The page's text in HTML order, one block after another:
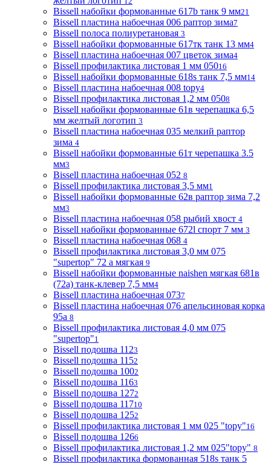
Bissell набойки формованные 617b танк 9 мм21
Bissell пластина набоечная 006 раптор зима7
Bissell полоса полиуретановая 3
Bissell набойки формованные 617тк танк 13 мм4
Bissell пластина набоечная 007 цветок зима4
Bissell профилактика листовая 1 мм 05016
Bissell набойки формованные 618s танк 7,5 мм14
Bissell пластина набоечная 008 topy4
Bissell профилактика листовая 1,2 мм 0508
Bissell набойки формованные 61в черепашка 6,5
мм желтый логотип 3
Bissell пластина набоечная 035 мелкий раптор
зима 4
Bissell набойки формованные 61т черепашка 3.5
мм3
Bissell пластина набоечная 052 8
Bissell профилактика листовая 3,5 мм1
Bissell набойки формованные 62в раптор зима 7,2
мм3
Bissell пластина набоечная 058 рыбий хвост 4
Bissell набойки формованные 672l спорт 7 мм 3
Bissell пластина набоечная 068 4
Bissell профилактика листовая 3,0 мм 075
"supertop" 72 а мягкая 9
Bissell набойки формованные naishen мягкая 681в
(72a) танк-клевер 7,5 мм4
Bissell пластина набоечная 0737
Bissell пластина набоечная 076 апельсиновая корка
95а 8
Bissell профилактика листовая 4,0 мм 075
"supertop"1
Bissell подошва 1123
Bissell подошва 1152
Bissell подошва 1002
Bissell подошва 1163
Bissell подошва 1272
Bissell подошва 11710
Bissell подошва 1252
Bissell профилактика листовая 1 мм 025 "topy"16
Bissell подошва 1266
Bissell профилактика листовая 1,2 мм 025"topy" 8
Bissell профилактика формованная 518s танк 5